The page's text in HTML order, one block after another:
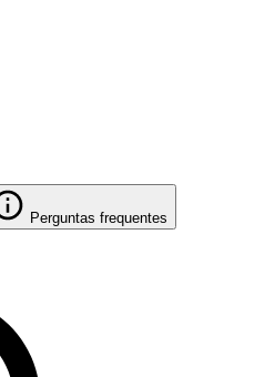
Perguntas frequentes